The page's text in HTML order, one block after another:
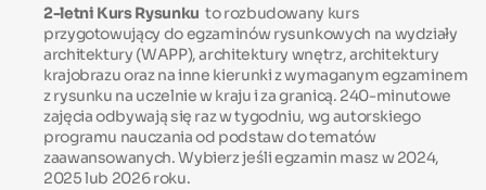
2-letni Kurs Rysunku to rozbudowany kurs
przygotowujący do egzaminów rysunkowych na wydziały
architektury (WAPP), architektury wnętrz, architektury
krajobrazu oraz na inne kierunki z wymaganym egzaminem
z rysunku na uczelnie w kraju i za granicą. 240-minutowe
zajęcia odbywają się raz w tygodniu, wg autorskiego
programu nauczania od podstaw do tematów
zaawansowanych. Wybierz jeśli egzamin masz w 2024,
2025 lub 2026 roku.